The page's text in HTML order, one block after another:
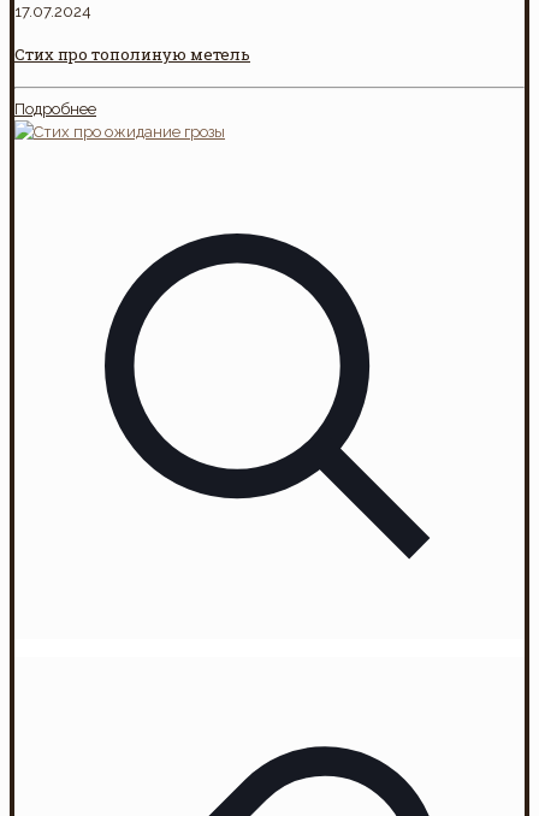
17.07.2024
Стих про тополиную метель
Подробнее